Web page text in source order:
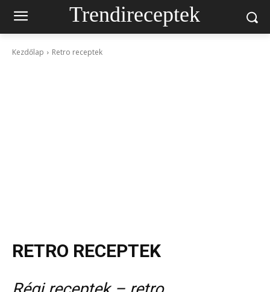
Trendireceptek
Kezdőlap Retro receptek
RETRO RECEPTEK